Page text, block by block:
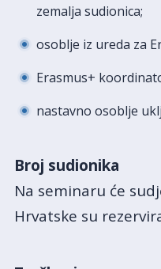
zemalja sudionica;
osoblje iz ureda za
Erasmus+
nastavno osoblje
Broj sudionika
Na seminaru će
Hrvatske su